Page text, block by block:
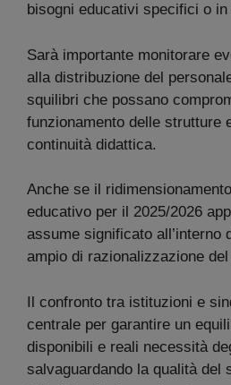
bisogni educativi specifici o
Sarà importante monitorare
alla distribuzione del
squilibri che possano
funzionamento delle strutture
continuità didattica.
Anche se il
educativo per il 2025/2026
assume significato all’interno
ampio di razionalizzazione
Il confronto tra istituzioni e
centrale per garantire un
disponibili e reali necessità
salvaguardando la qualità del